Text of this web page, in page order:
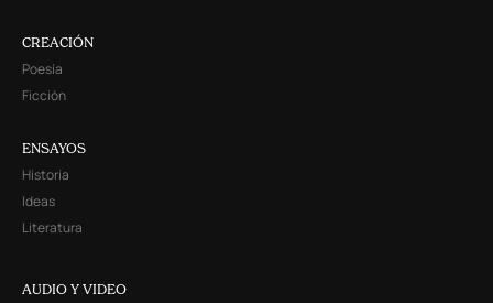
CREACIÓN
Poesía
Ficción
ENSAYOS
Historia
Ideas
Literatura
AUDIO Y VIDEO